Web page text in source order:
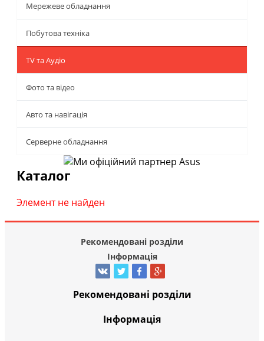
Мережеве обладнання
Побутова техніка
TV та Аудіо
Фото та відео
Авто та навігація
Серверне обладнання
Каталог
Элемент не найден
Рекомендовані розділи
Інформація
Рекомендовані розділи
Інформація